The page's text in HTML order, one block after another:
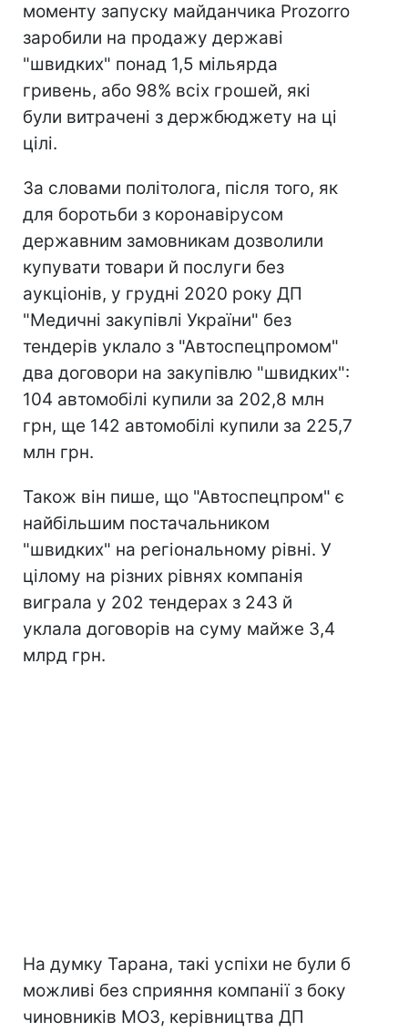
моменту запуску майданчика Prozorro
заробили на продажу державі
"швидких" понад 1,5 мільярда
гривень, або 98% всіх грошей, які
були витрачені з держбюджету на ці
цілі.
За словами політолога, після того, як
для боротьби з коронавірусом
державним замовникам дозволили
купувати товари й послуги без
аукціонів, у грудні 2020 року ДП
"Медичні закупівлі України" без
тендерів уклало з "Автоспецпромом"
два договори на закупівлю "швидких":
104 автомобілі купили за 202,8 млн
грн, ще 142 автомобілі купили за 225,7
млн грн.
Також він пише, що "Автоспецпром" є
найбільшим постачальником
"швидких" на регіональному рівні. У
цілому на різних рівнях компанія
виграла у 202 тендерах з 243 й
уклала договорів на суму майже 3,4
млрд грн.
На думку Тарана, такі успіхи не були б
можливі без сприяння компанії з боку
чиновників МОЗ, керівництва ДП